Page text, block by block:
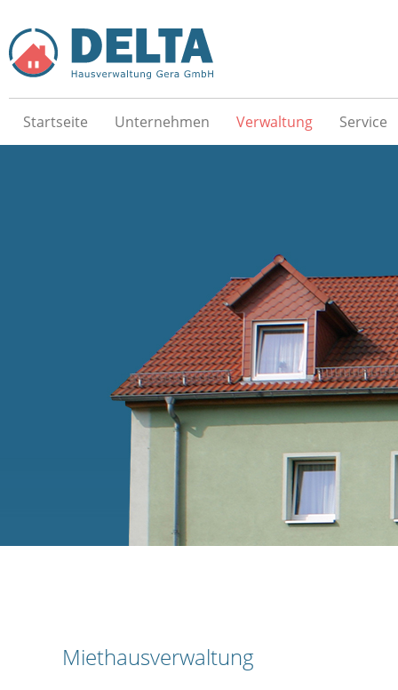
Startseite Unternehmen Verwaltung Service
Miethausverwaltung